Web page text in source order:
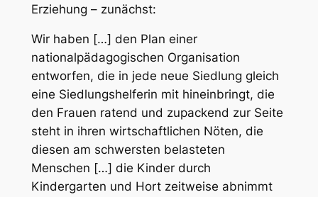
Erziehung – zunächst:
Wir haben […] den Plan einer
nationalpädagogischen Organisation
entworfen, die in jede neue Siedlung gleich
eine Siedlungshelferin mit hineinbringt, die
den Frauen ratend und zupackend zur Seite
steht in ihren wirtschaftlichen Nöten, die
diesen am schwersten belasteten
Menschen […] die Kinder durch
Kindergarten und Hort zeitweise abnimmt